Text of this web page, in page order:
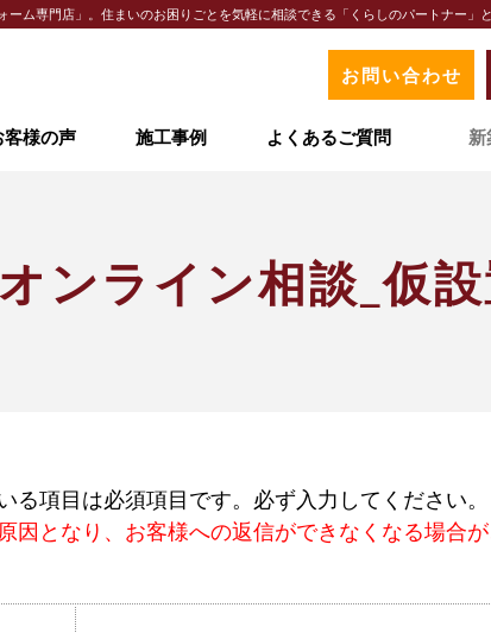
ム専門店」。住まいのお困りごとを気軽に相談できる「くらしのパートナー」
お問い合わせ
客様の声 施工事例 よくあるご質問 新
イベント情報
地域密着型サービス
よくあるご質問
ンライン相談_仮
る項目は必須項目です。必ず入力してください。
因となり、お客様への返信ができなくなる場合